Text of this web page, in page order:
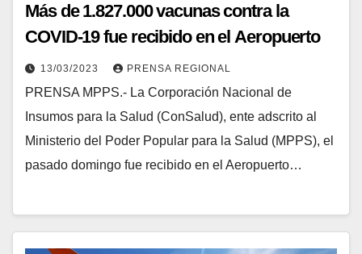
Más de 1.827.000 vacunas contra la
COVID-19 fue recibido en el Aeropuerto
Internacional de Maiquetía de La Guaira
13/03/2023 PRENSA REGIONAL
PRENSA MPPS.- La Corporación Nacional de
Insumos para la Salud (ConSalud), ente adscrito al
Ministerio del Poder Popular para la Salud (MPPS), el
pasado domingo fue recibido en el Aeropuerto…